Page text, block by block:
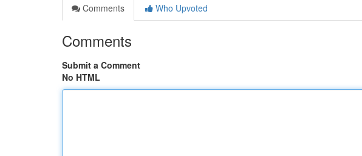
Comments
Who Upvoted
Comments
Submit a Comment
No HTML